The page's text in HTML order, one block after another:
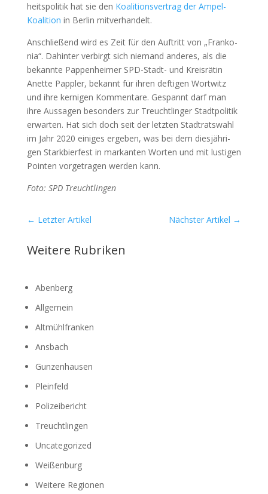
heits­po­li­tik hat sie den Koali­ti­ons­ver­trag der Ampel-
Koali­ti­on in Ber­lin mit­ver­han­delt.
Anschlie­ßend wird es Zeit für den Auf­tritt von „Fran­ko­
nia“. Dahin­ter ver­birgt sich nie­mand ande­res, als die
bekann­te Pap­pen­hei­mer SPD-Stadt- und Kreis­rä­tin
Anet­te Papp­ler, bekannt für ihren def­ti­gen Wort­witz
und ihre ker­ni­gen Kom­men­ta­re. Gespannt darf man
ihre Aus­sa­gen beson­ders zur Treucht­lin­ger Stadt­po­li­tik
erwar­ten. Hat sich doch seit der letz­ten Stadt­rats­wahl
im Jahr 2020 eini­ges erge­ben, was bei dem dies­jäh­ri­
gen Stark­bier­fest in mar­kan­ten Wor­ten und mit lus­ti­gen
Poin­ten vor­ge­tra­gen wer­den kann.
Foto: SPD Treucht­lin­gen
← Letzter Artikel Nächster Artikel →
Weitere Rubriken
Abenberg
Allgemein
Altmühlfranken
Ansbach
Gunzenhausen
Pleinfeld
Polizeibericht
Treuchtlingen
Uncategorized
Weißenburg
Weitere Regionen